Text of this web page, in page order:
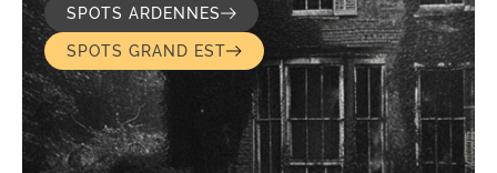
SPOTS ARDENNES
SPOTS GRAND EST